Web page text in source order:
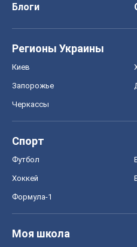
Блоги
Регионы Украины
Киев
Запорожье
Черкассы
Спорт
Футбол
Хоккей
Формула-1
Моя школа